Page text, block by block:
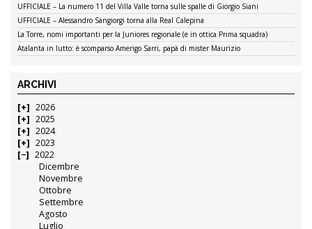
UFFICIALE – La numero 11 del Villa Valle torna sulle spalle di Giorgio Siani
UFFICIALE – Alessandro Sangiorgi torna alla Real Calepina
La Torre, nomi importanti per la Juniores regionale (e in ottica Prima squadra)
Atalanta in lutto: è scomparso Amerigo Sarri, papà di mister Maurizio
ARCHIVI
2026
2025
2024
2023
2022
Dicembre
Novembre
Ottobre
Settembre
Agosto
Luglio